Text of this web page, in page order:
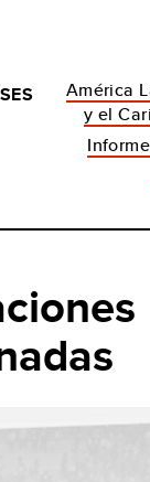
América
y el